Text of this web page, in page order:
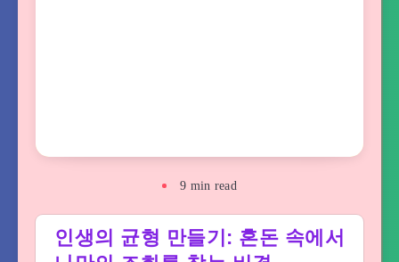
9 min read
인생의 균형 만들기: 혼돈 속에서